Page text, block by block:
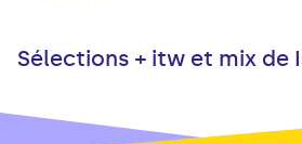
Sélections + itw et mix de